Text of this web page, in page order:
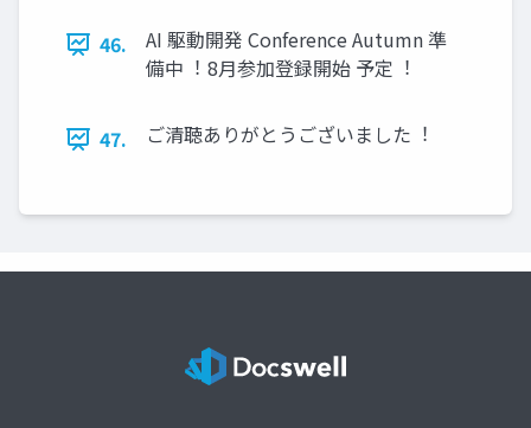
46.
AI 駆動開発 Conference Autumn 準
備中︕ 8⽉参加登録開始 予定︕
47. ご清聴ありがとうございました︕